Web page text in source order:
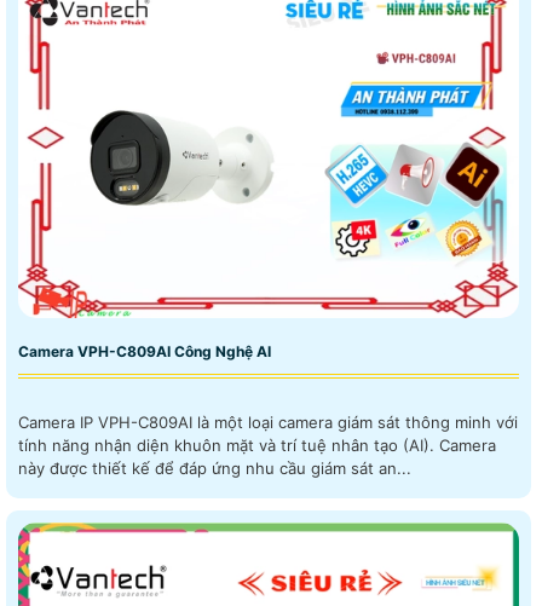
Camera VPH-C809AI Công Nghệ AI
Camera IP VPH-C809AI là một loại camera giám sát thông minh với
tính năng nhận diện khuôn mặt và trí tuệ nhân tạo (AI). Camera
này được thiết kế để đáp ứng nhu cầu giám sát an...